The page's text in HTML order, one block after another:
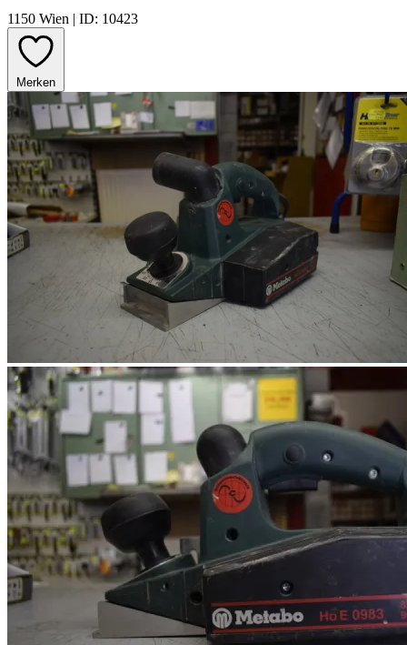
1150 Wien | ID: 10423
Merken